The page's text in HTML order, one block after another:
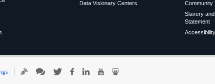
Data Visionary Centers
Community
Slavery
Statement
Accessibility